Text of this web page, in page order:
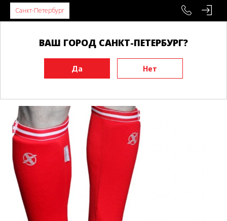
Санкт-Петербург
ВАШ ГОРОД САНКТ-ПЕТЕРБУРГ?
Экипировка
Защита ног
Защита голени и стопы